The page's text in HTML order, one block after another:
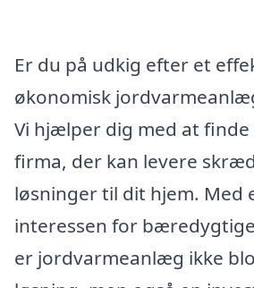
Er du på udkig efter et
økonomisk
Vi hjælper dig med at
firma, der kan levere
løsninger til dit hjem. Med
interessen for
er jordvarmeanlæg ikke